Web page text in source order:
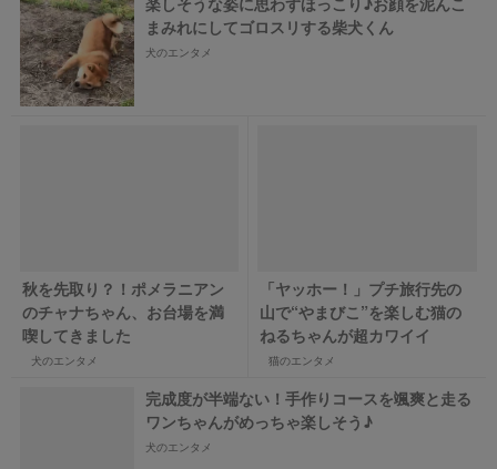
まみれにしてゴロスリする柴犬くん
犬のエンタメ
秋を先取り？！ポメラニアン
のチャナちゃん、お台場を満
喫してきました
犬のエンタメ
「ヤッホー！」プチ旅行先の
山で“やまびこ”を楽しむ猫の
ねるちゃんが超カワイイ
猫のエンタメ
完成度が半端ない！手作りコースを颯爽と走る
ワンちゃんがめっちゃ楽しそう♪
犬のエンタメ